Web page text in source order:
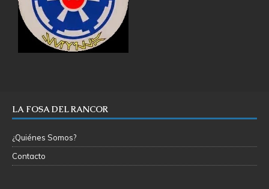
LA FOSA DEL RANCOR
¿Quiénes Somos?
Contacto